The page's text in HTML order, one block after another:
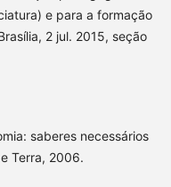
e para a formação
2 jul. 2015, seção
saberes necessários
Terra, 2006.